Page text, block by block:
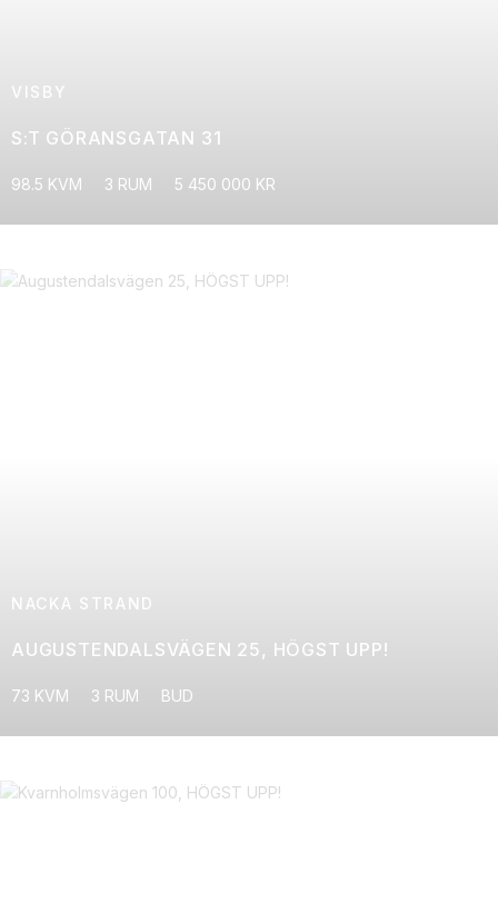
VISBY
S:T GÖRANSGATAN 31
98.5 KVM 3 RUM 5 450 000 KR
NACKA STRAND
AUGUSTENDALSVÄGEN 25, HÖGST UPP!
73 KVM 3 RUM BUD